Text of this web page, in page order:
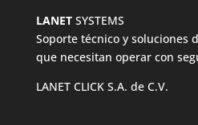
LANET SYSTEMS
Soporte técnico y soluciones
que necesitan operar con
LANET CLICK S.A. de C.V.